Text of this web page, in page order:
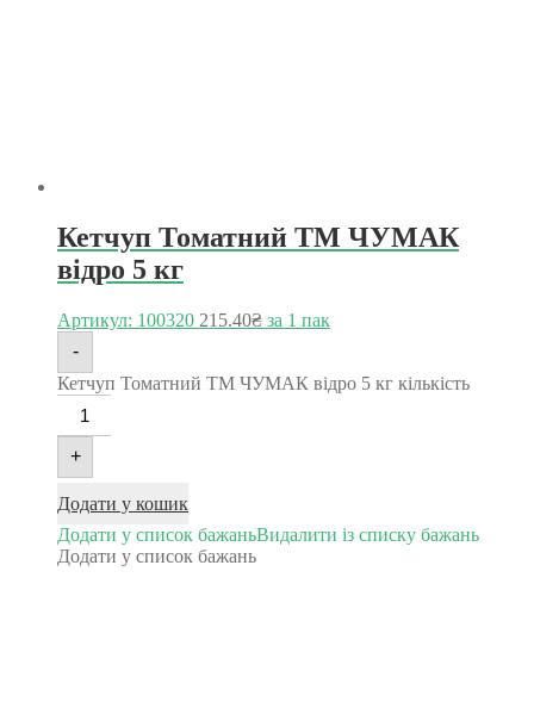
Кетчуп Томатний ТМ ЧУМАК
відро 5 кг
Артикул: 100320 215.40₴ за 1 пак
-
Кетчуп Томатний ТМ ЧУМАК відро 5 кг кількість
+
Додати у кошик
Додати у список бажаньВидалити із списку бажань
Додати у список бажань